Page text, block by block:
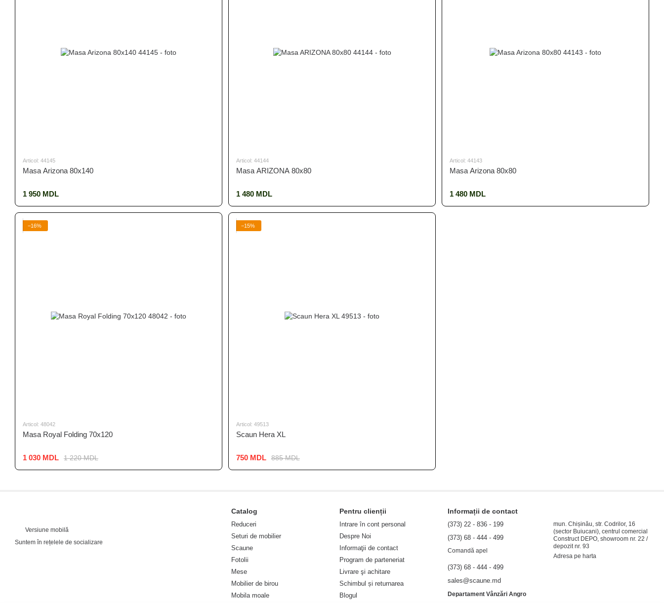
Articol: 44145
Masa Arizona 80x140
1 950 MDL
Articol: 44144
Masa ARIZONA 80x80
1 480 MDL
Articol: 44143
Masa Arizona 80x80
1 480 MDL
−16%
Articol: 48042
Masa Royal Folding 70x120
1 220 MDL
1 030 MDL
−15%
Articol: 49513
Scaun Hera XL
885 MDL
750 MDL
Versiune mobilă
Suntem în rețelele de socializare
Catalog
Reduceri
Seturi de mobilier
Scaune
Fotolii
Mese
Mobilier de birou
Mobila moale
Pentru clienții
Intrare în cont personal
Despre Noi
Informaţii de contact
Program de parteneriat
Livrare şi achitare
Schimbul și returnarea
Blogul
Informații de contact
(373) 22 - 836 - 199
(373) 68 - 444 - 499
Comandă apel
(373) 68 - 444 - 499
sales@scaune.md
mun. Chișinău, str. Codrilor, 16
(sector Buiucani), centrul comercial
Construct DEPO, showroom nr. 22 /
depozit nr. 93
Adresa pe harta
Departament Vânzări Angro